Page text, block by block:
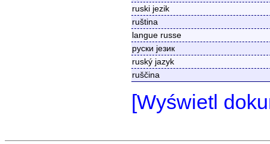
ruski jezik
ruština
langue russe
руски језик
ruský jazyk
ruščina
[Wyświetl